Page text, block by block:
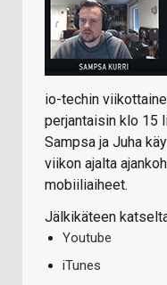
io-techin
perjantaisin klo 15
Sampsa ja Juha
viikon ajalta
mobiiliaiheet.
Jälkikäteen
Youtube
iTunes